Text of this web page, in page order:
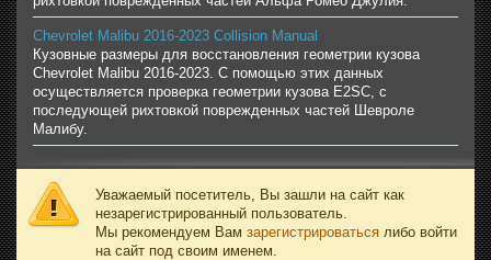
Chevrolet Malibu 2016-2023 Collision Manual
Кузовные размеры для восстановления геометрии кузова
Chevrolet Malibu 2016-2023. С помощью этих данных
осуществляется проверка геометрии кузова E2SC, с
последующей рихтовкой поврежденных частей Шевроле
Малибу.
Уважаемый посетитель, Вы зашли на сайт как
незарегистрированный пользователь.
Мы рекомендуем Вам зарегистрироваться либо войти
на сайт под своим именем.